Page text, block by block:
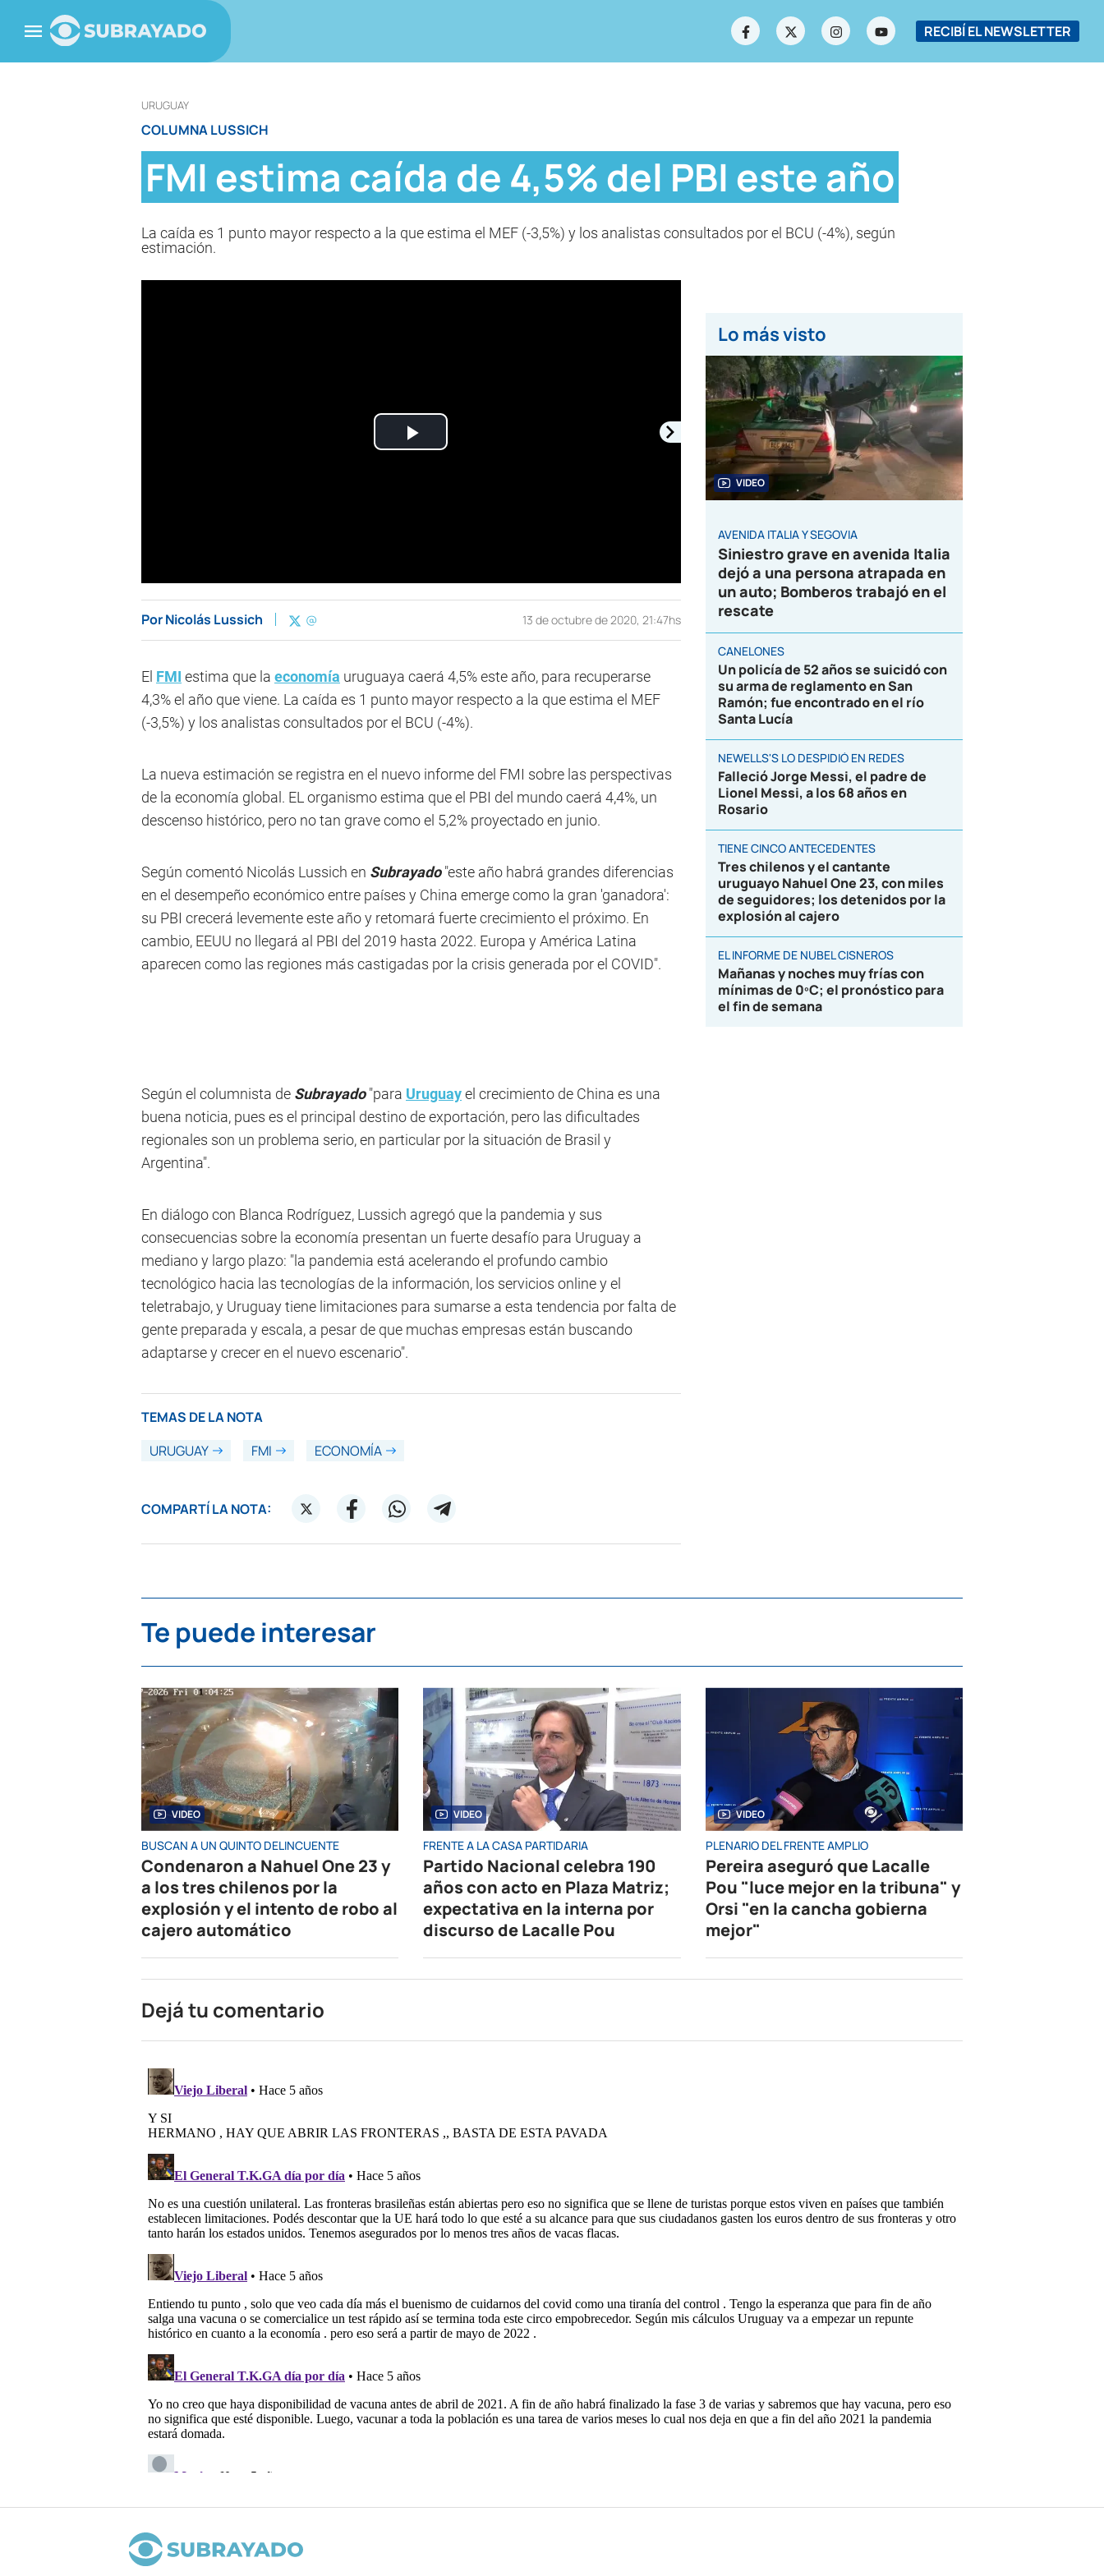
RECIBÍ EL NEWSLETTER
URUGUAY
COLUMNA LUSSICH
FMI estima caída de 4,5% del PBI este año
La caída es 1 punto mayor respecto a la que estima el MEF (-3,5%) y los analistas consultados por el BCU (-4%), según
estimación.
Play
PorNicolás Lussich @ 13 de octubre de 2020, 21:47hs
El FMI estima que la economía uruguaya caerá 4,5% este año, para recuperarse
4,3% el año que viene. La caída es 1 punto mayor respecto a la que estima el MEF
(-3,5%) y los analistas consultados por el BCU (-4%).
La nueva estimación se registra en el nuevo informe del FMI sobre las perspectivas
de la economía global. EL organismo estima que el PBI del mundo caerá 4,4%, un
descenso histórico, pero no tan grave como el 5,2% proyectado en junio.
Según comentó Nicolás Lussich en Subrayado"este año habrá grandes diferencias
en el desempeño económico entre países y China emerge como la gran 'ganadora':
su PBI crecerá levemente este año y retomará fuerte crecimiento el próximo. En
cambio, EEUU no llegará al PBI del 2019 hasta 2022. Europa y América Latina
aparecen como las regiones más castigadas por la crisis generada por el COVID".
Según el columnista de Subrayado"para Uruguayel crecimiento de China es una
buena noticia, pues es el principal destino de exportación, pero las dificultades
regionales son un problema serio, en particular por la situación de Brasil y
Argentina".
En diálogo con Blanca Rodríguez, Lussich agregó que la pandemia y sus
consecuencias sobre la economía presentan un fuerte desafío para Uruguay a
mediano y largo plazo: "la pandemia está acelerando el profundo cambio
tecnológico hacia las tecnologías de la información, los servicios online y el
teletrabajo, y Uruguay tiene limitaciones para sumarse a esta tendencia por falta de
gente preparada y escala, a pesar de que muchas empresas están buscando
adaptarse y crecer en el nuevo escenario".
TEMAS DE LA NOTA
URUGUAY
FMI ECONOMÍA
COMPARTÍ LA NOTA:
Lo más visto
VIDEO
AVENIDA ITALIA Y SEGOVIA
Siniestro grave en avenida Italia
dejó a una persona atrapada en
un auto; Bomberos trabajó en el
rescate
CANELONES
Un policía de 52 años se suicidó con
su arma de reglamento en San
Ramón; fue encontrado en el río
Santa Lucía
NEWELLS'S LO DESPIDIÓ EN REDES
Falleció Jorge Messi, el padre de
Lionel Messi, a los 68 años en
Rosario
TIENE CINCO ANTECEDENTES
Tres chilenos y el cantante
uruguayo Nahuel One 23, con miles
de seguidores; los detenidos por la
explosión al cajero
EL INFORME DE NUBEL CISNEROS
Mañanas y noches muy frías con
mínimas de 0ºC; el pronóstico para
el fin de semana
Te puede interesar
VIDEO
BUSCAN A UN QUINTO DELINCUENTE
Condenaron a Nahuel One 23 y
a los tres chilenos por la
explosión y el intento de robo al
cajero automático
VIDEO
FRENTE A LA CASA PARTIDARIA
Partido Nacional celebra 190
años con acto en Plaza Matriz;
expectativa en la interna por
discurso de Lacalle Pou
VIDEO
PLENARIO DEL FRENTE AMPLIO
Pereira aseguró que Lacalle
Pou "luce mejor en la tribuna" y
Orsi "en la cancha gobierna
mejor"
Dejá tu comentario